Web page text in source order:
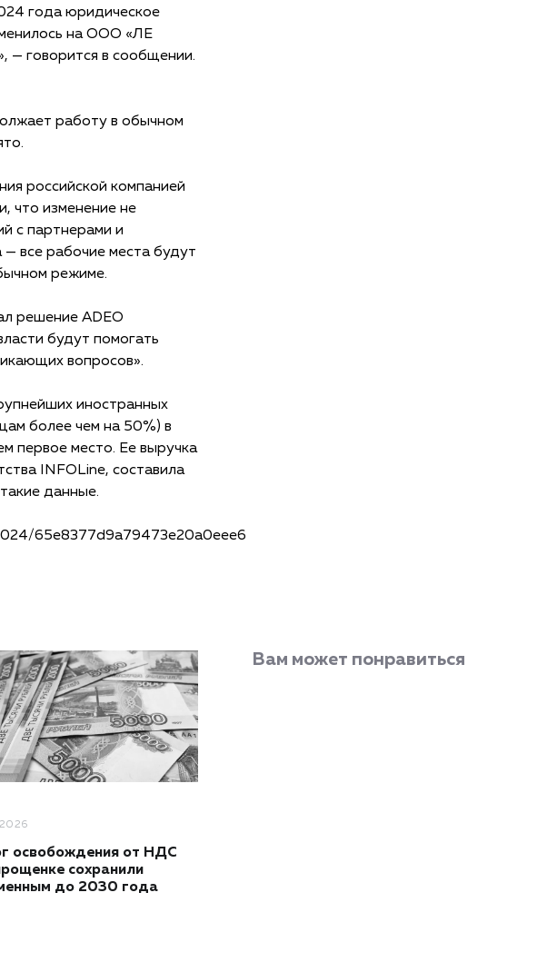
года юридическое
на ООО «ЛЕ
говорится в сообщении.
работу в обычном
российской компанией
что изменение не
с партнерами и
— все рабочие места будут
режиме.
решение ADEO
будут помогать
вопросов».
иностранных
более чем на 50%) в
первое место. Ее выручка
INFOLine, составила
данные.
65e8377d9a79473e20a0eee6
Вам может понравиться
освобождения от НДС
сохранили
до 2030 года